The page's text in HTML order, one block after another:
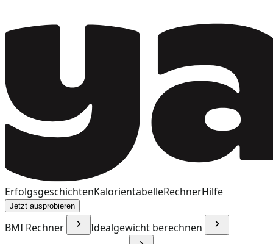
ErfolgsgeschichtenKalorientabelleRechnerHilfe
Jetzt ausprobieren
BMI Rechner
Idealgewicht berechnen